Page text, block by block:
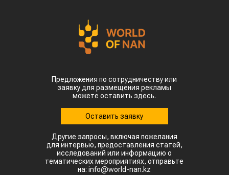
Предложения по сотрудничеству или
заявку для размещения рекламы
можете оставить здесь.
Оставить заявку
Другие запросы, включая пожелания
для интервью, предоставления статей,
исследований или информацию о
тематических мероприятиях, отправьте
на: info@world-nan.kz